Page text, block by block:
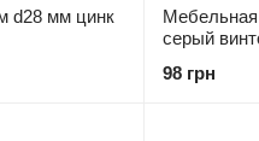
d28 мм цинк
серый
98 грн